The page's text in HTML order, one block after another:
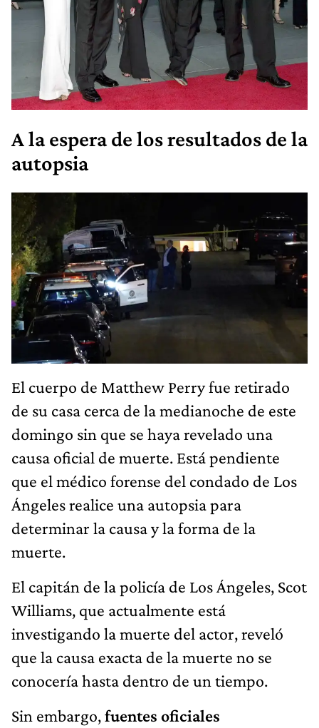
A la espera de los resultados de la
autopsia
El cuerpo de Matthew Perry fue retirado
de su casa cerca de la medianoche de este
domingo sin que se haya revelado una
causa oficial de muerte. Está pendiente
que el médico forense del condado de Los
Ángeles realice una autopsia para
determinar la causa y la forma de la
muerte.
El capitán de la policía de Los Ángeles, Scot
Williams, que actualmente está
investigando la muerte del actor, reveló
que la causa exacta de la muerte no se
conocería hasta dentro de un tiempo.
Sin embargo,fuentes oficiales